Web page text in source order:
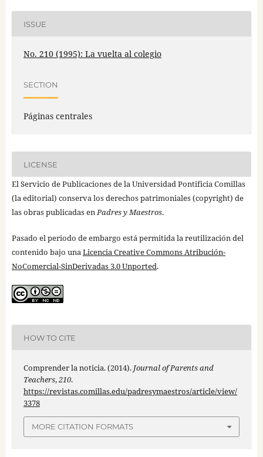
ISSUE
No. 210 (1995): La vuelta al colegio
SECTION
Páginas centrales
LICENSE
El Servicio de Publicaciones de la Universidad Pontificia Comillas
(la editorial) conserva los derechos patrimoniales (copyright) de
las obras publicadas enPadres y Maestros.
Pasado el periodo de embargo está permitida la reutilización del
contenido bajo unaLicencia Creative Commons Atribución-
NoComercial-SinDerivadas 3.0 Unported.
HOW TO CITE
Comprender la noticia. (2014). Journal of Parents and
Teachers,210.
https://revistas.comillas.edu/padresymaestros/article/view/
3378
MORE CITATION FORMATS